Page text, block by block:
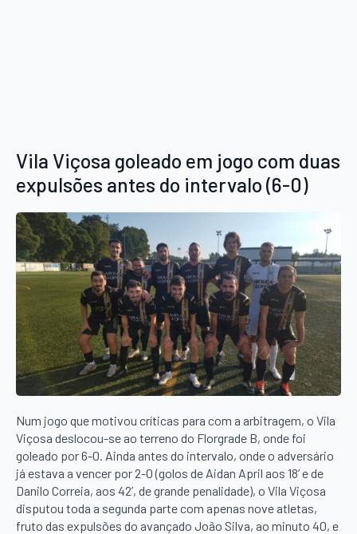
Vila Viçosa goleado em jogo com duas
expulsões antes do intervalo (6-0)
Num jogo que motivou críticas para com a arbitragem, o Vila
Viçosa deslocou-se ao terreno do Florgrade B, onde foi
goleado por 6-0. Ainda antes do intervalo, onde o adversário
já estava a vencer por 2-0 (golos de Aidan April aos 18’ e de
Danilo Correia, aos 42’, de grande penalidade), o Vila Viçosa
disputou toda a segunda parte com apenas nove atletas,
fruto das expulsões do avançado João Silva, ao minuto 40, e